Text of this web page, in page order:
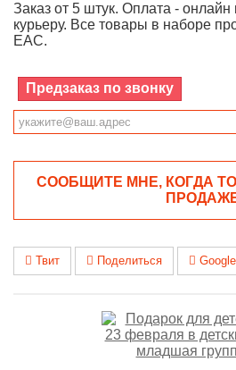
Заказ от 5 штук. Оплата -
курьеру. Все товары в наборе
EAC.
Предзаказ по звонку
СООБЩИТЕ МНЕ, КОГДА
Твит Поделиться